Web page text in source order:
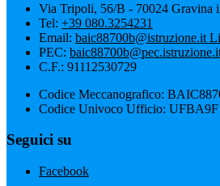
Via Tripoli, 56/B - 70024 Gravina
Tel: +39 080.3254231
Email: baic88700b@istruzione.it
PEC:
C.F.: 91112530729
Codice Meccanografico:
Codice Univoco Ufficio: UFBA9F
Seguici su
Facebook